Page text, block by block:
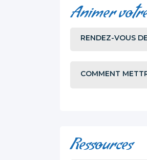
Animer
RENDEZ-VOUS
COMMENT
Ressources